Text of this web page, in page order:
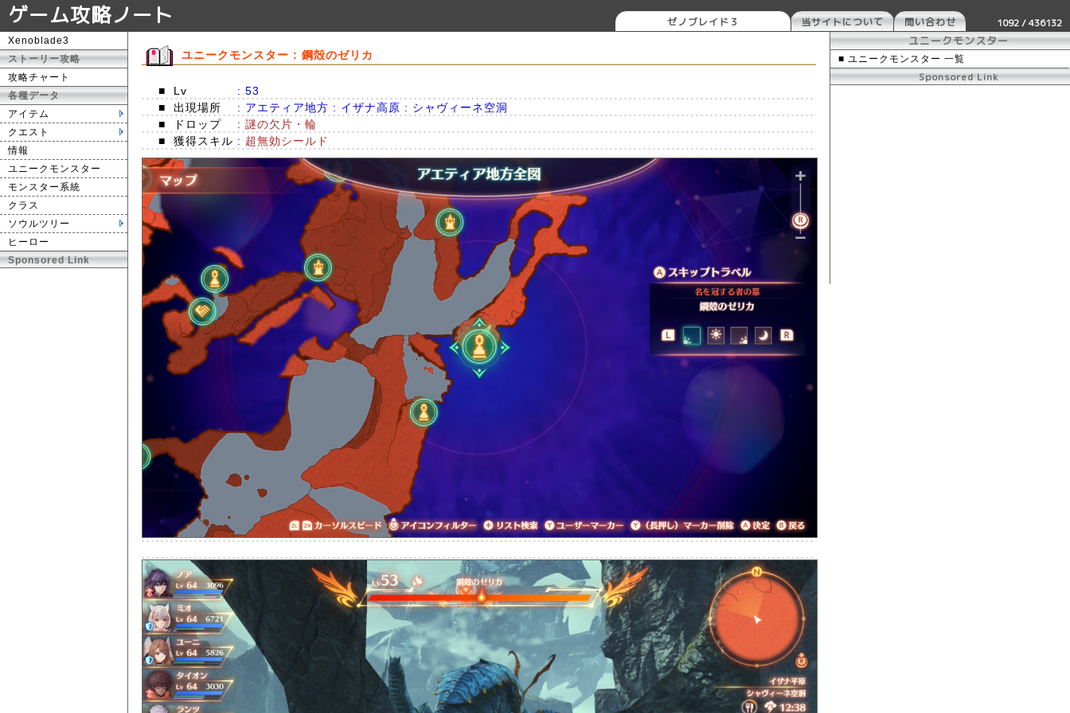
ゲーム攻略ノート 1092 / 436132
ゼノブレイド３ 当サイトについて 問い合わせ
Xenoblade3
ストーリー攻略
攻略チャート
各種データ
アイテム
クエスト
情報
ユニークモンスター
モンスター系統
クラス
ソウルツリー
ヒーロー
Sponsored Link
ユニークモンスター : 鋼殻のゼリカ
■ Lv
: 53
■
出現場所
: アエティア地方 : イザナ高原 : シャヴィーネ空洞
■
ドロップ : 謎の欠片・輪
■
獲得スキル : 超無効シールド
ユニークモンスター
■ ユニークモンスター 一覧
Sponsored Link